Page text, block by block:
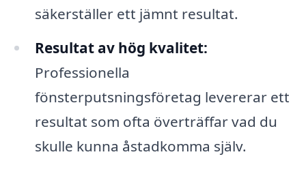
säkerställer ett jämnt resultat.
Resultat av hög kvalitet:
Professionella
fönsterputsningsföretag levererar ett
resultat som ofta överträffar vad du
skulle kunna åstadkomma själv.